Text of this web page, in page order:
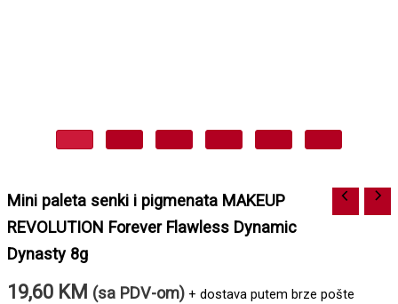
Mini paleta senki i pigmenata MAKEUP
REVOLUTION Forever Flawless Dynamic
Dynasty 8g
19,60 KM (sa PDV-om) + dostava putem brze pošte